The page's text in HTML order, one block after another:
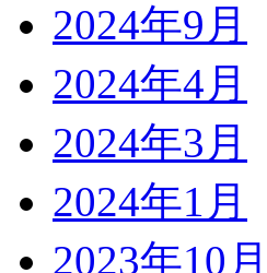
2024年9月
2024年4月
2024年3月
2024年1月
2023年10月